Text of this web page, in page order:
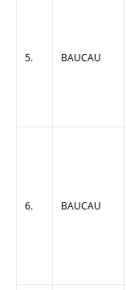
5. BAUCAU
6. BAUCAU